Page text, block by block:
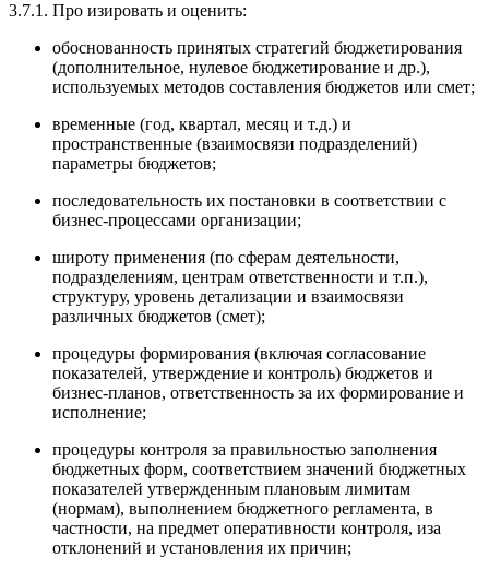
3.7.1. Про изировать и оценить:
обоснованность принятых стратегий бюджетирования
(дополнительное, нулевое бюджетирование и др.),
используемых методов составления бюджетов или смет;
временные (год, квартал, месяц и т.д.) и
пространственные (взаимосвязи подразделений)
параметры бюджетов;
последовательность их постановки в соответствии с
бизнес-процессами организации;
широту применения (по сферам деятельности,
подразделениям, центрам ответственности и т.п.),
структуру, уровень детализации и взаимосвязи
различных бюджетов (смет);
процедуры формирования (включая согласование
показателей, утверждение и контроль) бюджетов и
бизнес-планов, ответственность за их формирование и
исполнение;
процедуры контроля за правильностью заполнения
бюджетных форм, соответствием значений бюджетных
показателей утвержденным плановым лимитам
(нормам), выполнением бюджетного регламента, в
частности, на предмет оперативности контроля, иза
отклонений и установления их причин;